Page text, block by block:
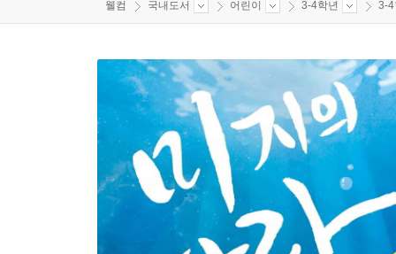
웰컴 국내도서 어린이 3-4학년 3-4